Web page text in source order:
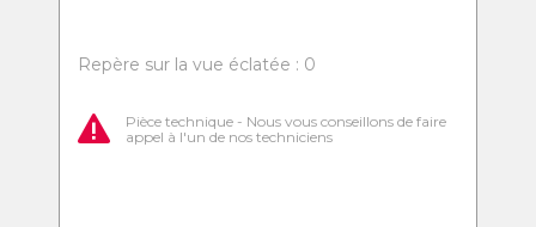
Repère sur la vue éclatée : 0
Pièce technique - Nous vous conseillons de faire
appel à l'un de nos techniciens